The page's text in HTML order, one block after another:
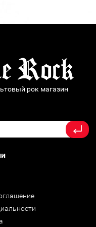
рок магазин